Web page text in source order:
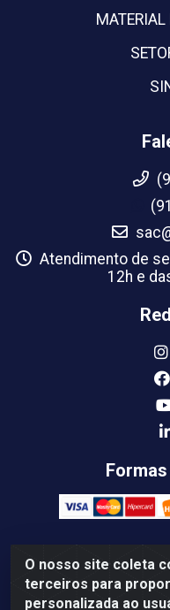
O nosso site coleta
terceiros para
personalizada ao
Atendimento de
12h e
Femabra Comercio
07.772.337/0001-66 -